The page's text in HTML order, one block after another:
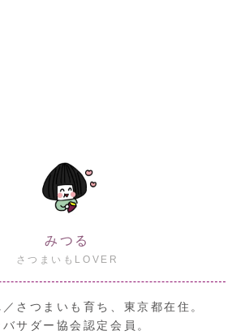
みつる
さつまいもLOVER
さつまいも育ち、東京都在住。
サダー協会認定会員。